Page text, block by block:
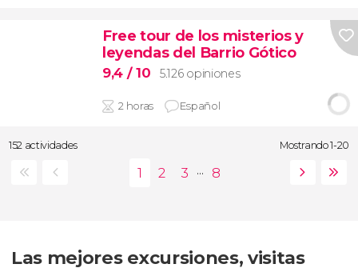
Free tour de los misterios y
leyendas del Barrio Gótico
9,4 / 10 5.126 opiniones
2 horas Español
152 actividades Mostrando 1-20
...
Las mejores excursiones, visitas